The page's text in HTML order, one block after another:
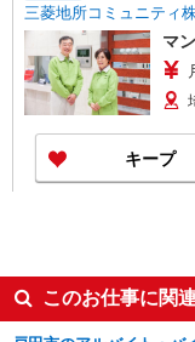
か
で
会
り
●難
輩
あり
三菱地所コミュニティ
マ
キープ
320
このお仕事に関